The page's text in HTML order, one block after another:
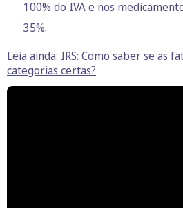
100% do IVA e nos
35%.
Leia ainda: IRS: Como saber se as
categorias certas?